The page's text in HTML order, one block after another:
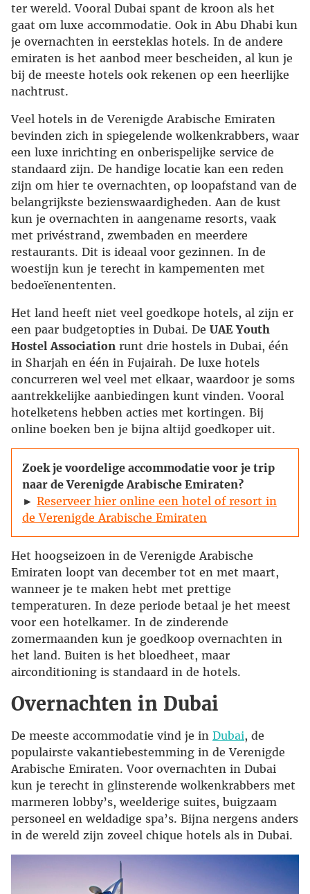
ter wereld. Vooral Dubai spant de kroon als het
gaat om luxe accommodatie. Ook in Abu Dhabi kun
je overnachten in eersteklas hotels. In de andere
emiraten is het aanbod meer bescheiden, al kun je
bij de meeste hotels ook rekenen op een heerlijke
nachtrust.
Veel hotels in de Verenigde Arabische Emiraten
bevinden zich in spiegelende wolkenkrabbers, waar
een luxe inrichting en onberispelijke service de
standaard zijn. De handige locatie kan een reden
zijn om hier te overnachten, op loopafstand van de
belangrijkste bezienswaardigheden. Aan de kust
kun je overnachten in aangename resorts, vaak
met privéstrand, zwembaden en meerdere
restaurants. Dit is ideaal voor gezinnen. In de
woestijn kun je terecht in kampementen met
bedoeïenententen.
Het land heeft niet veel goedkope hotels, al zijn er
een paar budgetopties in Dubai. De UAE Youth
Hostel Association runt drie hostels in Dubai, één
in Sharjah en één in Fujairah. De luxe hotels
concurreren wel veel met elkaar, waardoor je soms
aantrekkelijke aanbiedingen kunt vinden. Vooral
hotelketens hebben acties met kortingen. Bij
online boeken ben je bijna altijd goedkoper uit.
Zoek je voordelige accommodatie voor je trip
naar de Verenigde Arabische Emiraten?
► Reserveer hier online een hotel of resort in
de Verenigde Arabische Emiraten
Het hoogseizoen in de Verenigde Arabische
Emiraten loopt van december tot en met maart,
wanneer je te maken hebt met prettige
temperaturen. In deze periode betaal je het meest
voor een hotelkamer. In de zinderende
zomermaanden kun je goedkoop overnachten in
het land. Buiten is het bloedheet, maar
airconditioning is standaard in de hotels.
Overnachten in Dubai
De meeste accommodatie vind je in Dubai, de
populairste vakantiebestemming in de Verenigde
Arabische Emiraten. Voor overnachten in Dubai
kun je terecht in glinsterende wolkenkrabbers met
marmeren lobby’s, weelderige suites, buigzaam
personeel en weldadige spa’s. Bijna nergens anders
in de wereld zijn zoveel chique hotels als in Dubai.